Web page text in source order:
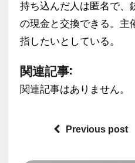
持ち込んだ人は匿名で、
の現金と交換できる。主
指したいとしている。
関連記事:
関連記事はありません。
Previous post